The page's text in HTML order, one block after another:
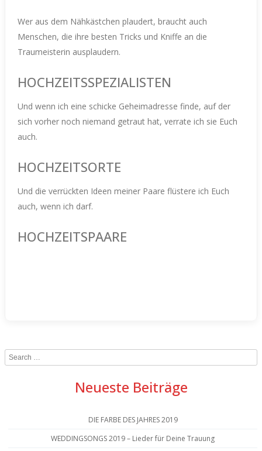
Wer aus dem Nähkästchen plaudert, braucht auch
Menschen, die ihre besten Tricks und Kniffe an die
Traumeisterin ausplaudern.
HOCHZEITSSPEZIALISTEN
Und wenn ich eine schicke Geheimadresse finde, auf der
sich vorher noch niemand getraut hat, verrate ich sie Euch
auch.
HOCHZEITSORTE
Und die verrückten Ideen meiner Paare flüstere ich Euch
auch, wenn ich darf.
HOCHZEITSPAARE
Search
Neueste Beiträge
DIE FARBE DES JAHRES 2019
WEDDINGSONGS 2019 – Lieder für Deine Trauung